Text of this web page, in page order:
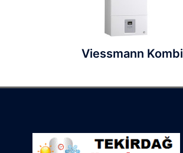
Viessmann Kombi